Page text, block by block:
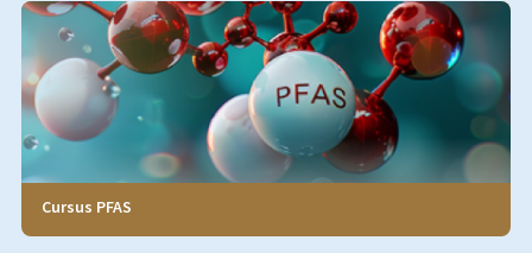
Cursus PFAS